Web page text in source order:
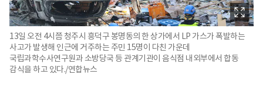
13일 오전 4시쯤 청주시 흥덕구 봉명동의 한 상가에서 LP 가스가 폭발하는
사고가 발생해 인근에 거주하는 주민 15명이 다친 가운데
국립과학수사연구원과 소방당국 등 관계기관이 음식점 내외부에서 합동
감식을 하고 있다./연합뉴스